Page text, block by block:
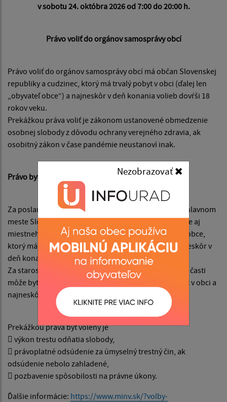
Nezobrazovať
v sobotu 24. októbra 2026 od 7:00 do 20:00 h.
Právo voliť do orgánov samosprávy obcí
Právo voliť do orgánov samosprávy obcí má občan Slovenskej
republiky a cudzinec, ktorý má trvalý pobyt v obci (ďalej len
„obyvateľ obce“) a najneskôr v deň konania volieb dovŕši 18
rokov veku.
Prekážkou práva voliť je zákonom ustanovené obmedzenie
osobnej slobody z dôvodu ochrany verejného zdravia, ak
osobitný zákon v čase pandémie neustanoví inak.
Právo byť volený do orgánov samosprávy obcí
Za poslanca obecného (mestského) zastupiteľstva, v hlavnom
meste Slovenskej republiky Bratislave a v meste Košice aj
miestneho zastupiteľstva, môže byť zvolený obyvateľ obce,
ktorý má trvalý pobyt v obci, v ktorej kandiduje a najneskôr v
deň konania volieb dovŕši 18 rokov veku.
Za starostu obce, primátora mesta, starostu mestskej časti
môže byť zvolený obyvateľ obce, ktorý má trvalý pobyt v obci a
najneskôr v deň konania volieb dovŕši 25 rokov veku.
Prekážkou práva byť volený je
 výkon trestu odňatia slobody,
 právoplatné odsúdenie za úmyselný trestný čin, ak
odsúdenie nebolo zahladené,
 pozbavenie spôsobilosti na právne úkony.
Ďalšie informácie: https://www.minv.sk/?volby-